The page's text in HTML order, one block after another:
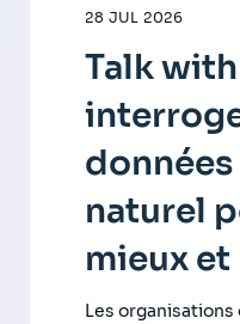
28 JUL 2026
Talk with
naturel
mieux
Les